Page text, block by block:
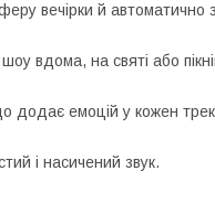
вечірки й автоматично
вдома, на святі або
додає емоцій у кожен
і насичений звук.